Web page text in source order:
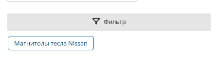
Фильтр
Магнитолы тесла Nissan